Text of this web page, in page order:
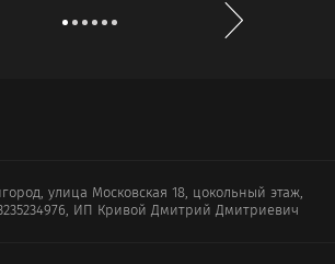
улица Московская 18, цокольный этаж,
ИП Кривой Дмитрий Дмитриевич